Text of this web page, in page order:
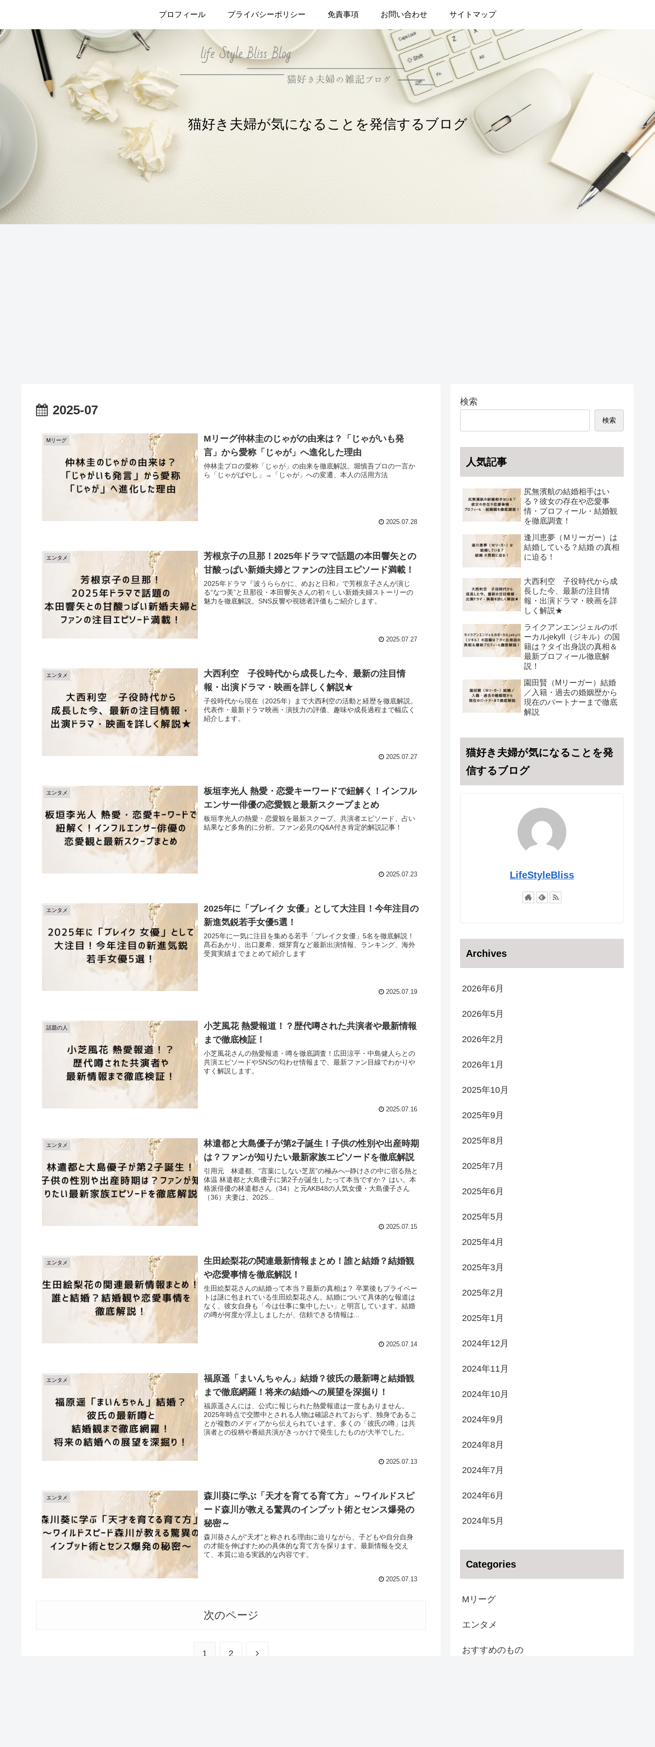
猫好き夫婦が気になることを発信するブログ
プロフィール プライバシーポリシー 免責事項 お問い合わせ サイトマップ
2025-07
Mリーグ
Mリーグ仲林圭のじゃがの由来は？「じゃがいも発
言」から愛称「じゃが」へ進化した理由
仲林圭プロの愛称「じゃが」の由来を徹底解説。堀慎吾プロの一言か
ら「じゃがばやし」→「じゃが」への変遷、本人の活用方法
2025.07.28
エンタメ
芳根京子の旦那！2025年ドラマで話題の本田響矢との
甘酸っぱい新婚夫婦とファンの注目エピソード満載！
2025年ドラマ『波うららかに、めおと日和』で芳根京子さんが演じ
る“なつ美”と旦那役・本田響矢さんの初々しい新婚夫婦ストーリーの
魅力を徹底解説。SNS反響や視聴者評価もご紹介します。
2025.07.27
エンタメ
大西利空 子役時代から成長した今、最新の注目情
報・出演ドラマ・映画を詳しく解説★
子役時代から現在（2025年）まで大西利空の活動と経歴を徹底解説。
代表作・最新ドラマ映画・演技力の評価、趣味や成長過程まで幅広く
紹介します。
2025.07.27
エンタメ
板垣李光人 熱愛・恋愛キーワードで紐解く！インフル
エンサー俳優の恋愛観と最新スクープまとめ
板垣李光人の熱愛・恋愛観を最新スクープ、共演者エピソード、占い
結果など多角的に分析。ファン必見のQ&A付き肯定的解説記事！
2025.07.23
エンタメ
2025年に「ブレイク 女優」として大注目！今年注目の
新進気鋭若手女優5選！
2025年に一気に注目を集める若手「ブレイク女優」5名を徹底解説！
髙石あかり、出口夏希、畑芽育など最新出演情報、ランキング、海外
受賞実績までまとめて紹介します
2025.07.19
話題の人
小芝風花 熱愛報道！？歴代噂された共演者や最新情報
まで徹底検証！
小芝風花さんの熱愛報道・噂を徹底調査！広田涼平・中島健人らとの
共演エピソードやSNSの匂わせ情報まで、最新ファン目線でわかりや
すく解説します。
2025.07.16
エンタメ
林遣都と大島優子が第2子誕生！子供の性別や出産時期
は？ファンが知りたい最新家族エピソードを徹底解説
引用元 林遣都、“言葉にしない芝居”の極みへ─静けさの中に宿る熱と
体温 林遣都と大島優子に第2子が誕生したって本当ですか？ はい。本
格派俳優の林遣都さん（34）と元AKB48の人気女優・大島優子さん
（36）夫妻は、2025...
2025.07.15
エンタメ
生田絵梨花の関連最新情報まとめ！誰と結婚？結婚観
や恋愛事情を徹底解説！
生田絵梨花さんの結婚って本当？最新の真相は？ 卒業後もプライベー
トは謎に包まれている生田絵梨花さん。結婚について具体的な報道は
なく、彼女自身も「今は仕事に集中したい」と明言しています。結婚
の噂が何度か浮上しましたが、信頼できる情報は...
2025.07.14
エンタメ
福原遥「まいんちゃん」結婚？彼氏の最新噂と結婚観
まで徹底網羅！将来の結婚への展望を深掘り！
福原遥さんには、公式に報じられた熱愛報道は一度もありません。
2025年時点で交際中とされる人物は確認されておらず、独身であるこ
とが複数のメディアから伝えられています。多くの「彼氏の噂」は共
演者との役柄や番組共演がきっかけで発生したものが大半でした。
2025.07.13
エンタメ
森川葵に学ぶ「天才を育てる育て方」～ワイルドスピ
ード森川が教える驚異のインプット術とセンス爆発の
秘密～
森川葵さんが“天才”と称される理由に迫りながら、子どもや自分自身
の才能を伸ばすための具体的な育て方を探ります。最新情報を交え
て、本質に迫る実践的な内容です。
2025.07.13
次のページ
1 2
検索
検索
人気記事
尻無濱航の結婚相手はい
る？彼女の存在や恋愛事
情・プロフィール・結婚観
を徹底調査！
逢川恵夢（Ｍリーガー）は
結婚している？結婚 の真相
に迫る！
大西利空 子役時代から成
長した今、最新の注目情
報・出演ドラマ・映画を詳
しく解説★
ライクアンエンジェルのボ
ーカルjekyll（ジキル）の国
籍は？タイ出身説の真相＆
最新プロフィール徹底解
説！
園田賢（Mリーガー）結婚
／入籍・過去の婚姻歴から
現在のパートナーまで徹底
解説
猫好き夫婦が気になることを発
信するブログ
LifeStyleBliss
Archives
2026年6月
2026年5月
2026年2月
2026年1月
2025年10月
2025年9月
2025年8月
2025年7月
2025年6月
2025年5月
2025年4月
2025年3月
2025年2月
2025年1月
2024年12月
2024年11月
2024年10月
2024年9月
2024年8月
2024年7月
2024年6月
2024年5月
Categories
Mリーグ
エンタメ
おすすめのもの